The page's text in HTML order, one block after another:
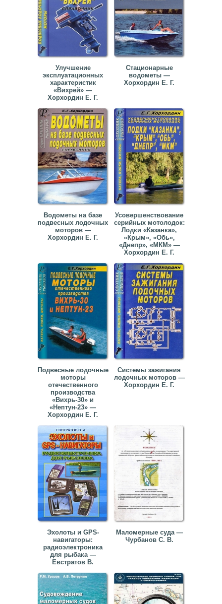
Улучшение
эксплуатационных
характеристик
«Вихрей» —
Хорхордин Е. Г.
Стационарные
водометы —
Хорхордин Е. Г.
Водометы на базе
подвесных лодочных
моторов —
Хорхордин Е. Г.
Усовершенствование
серийных мотолодок:
Лодки «Казанка»,
«Крым», «Обь»,
«Днепр», «МКМ» —
Хорхордин Е. Г.
Подвесные лодочные
моторы
отечественного
производства
«Вихрь-30» и
«Нептун-23» —
Хорхордин Е. Г.
Системы зажигания
лодочных моторов —
Хорхордин Е. Г.
Эхолоты и GPS-
навигаторы:
радиоэлектроника
для рыбака —
Евстратов В.
Маломерные суда —
Чурбанов С. В.